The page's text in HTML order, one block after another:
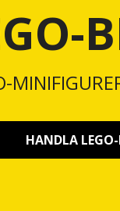
HANDLA